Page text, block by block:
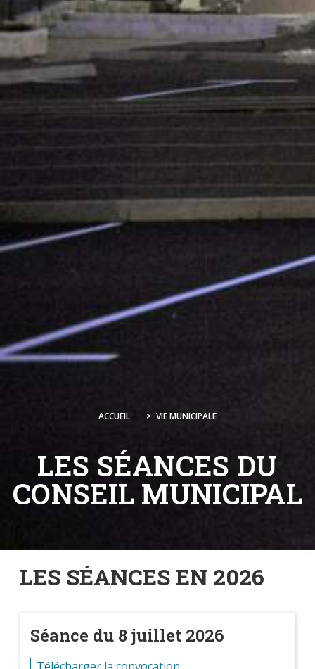
ACCUEIL > VIE MUNICIPALE
LES SÉANCES DU
CONSEIL MUNICIPAL
LES SÉANCES EN 2026
Séance du 8 juillet 2026